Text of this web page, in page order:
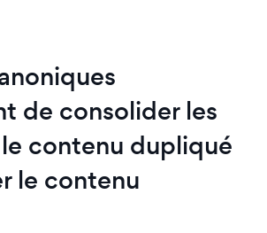
de consolider les
contenu dupliqué
le contenu